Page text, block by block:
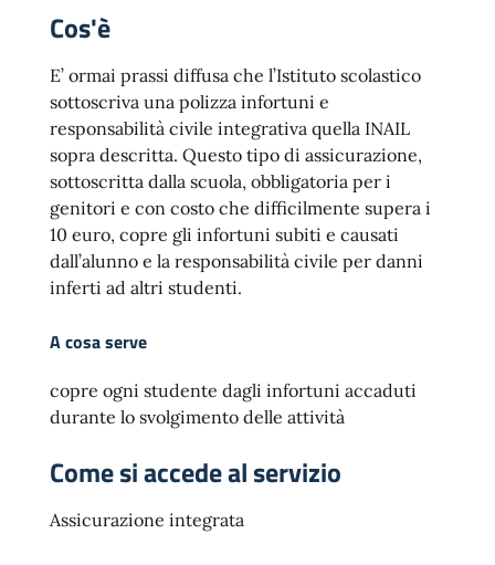
Cos'è
E’ ormai prassi diffusa che l’Istituto scolastico
sottoscriva una polizza infortuni e
responsabilità civile integrativa quella INAIL
sopra descritta. Questo tipo di assicurazione,
sottoscritta dalla scuola, obbligatoria per i
genitori e con costo che difficilmente supera i
10 euro, copre gli infortuni subiti e causati
dall’alunno e la responsabilità civile per danni
inferti ad altri studenti.
A cosa serve
copre ogni studente dagli infortuni accaduti
durante lo svolgimento delle attività
Come si accede al servizio
Assicurazione integrata